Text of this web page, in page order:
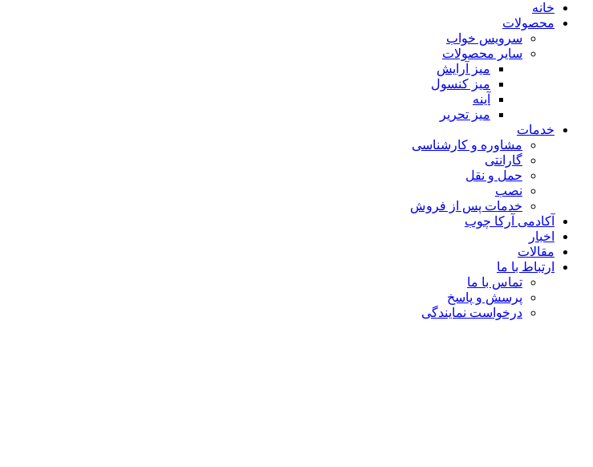
خانه
محصولات
سرویس خواب
سایر محصولات
میز آرایش
میز کنسول
آینه
میز تحریر
خدمات
مشاوره و کارشناسی
گارانتی
حمل و نقل
نصب
خدمات پس از فروش
آکادمی آرکا چوب
اخبار
مقالات
ارتباط با ما
تماس با ما
پرسش و پاسخ
درخواست نمایندگی